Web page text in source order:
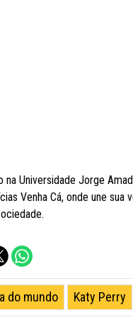
na Universidade Jorge
Venha Cá, onde une
do mundo Katy Perry